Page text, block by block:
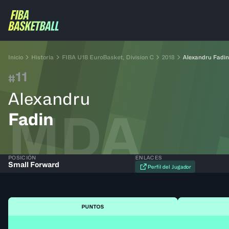
Inicio Historia FIBA U18 EuroBasket, Division C 2018 Alexandru Fadin
#11
Alexandru
Fadin
MDA
POSICIÓN
Small Forward
ENLACES
Perfil del Jugador
PUNTOS